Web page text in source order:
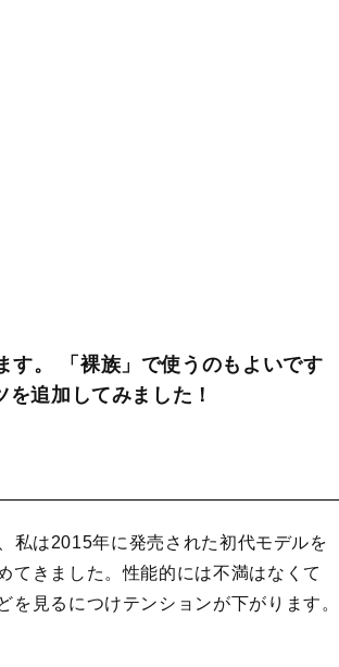
す。 「裸族」で使うのもよいです
追加してみました！
私は2015年に発売された初代モデルを
てきました。性能的には不満はなくて
見るにつけテンションが下がります。